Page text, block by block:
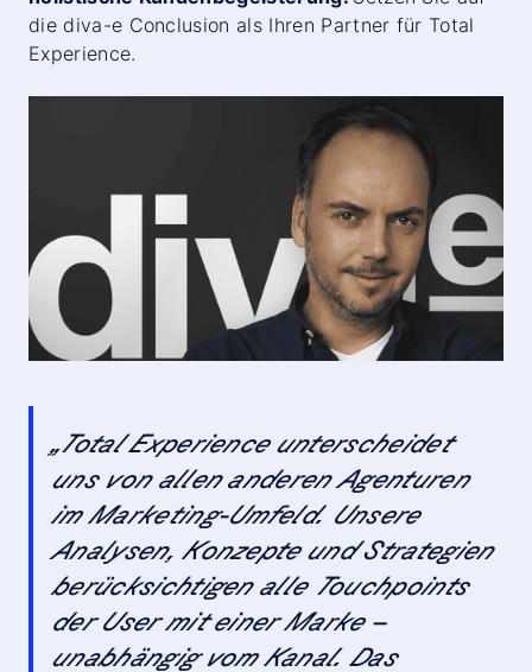
die diva-e Conclusion als Ihren Partner für Total
Experience.
„Total Experience unterscheidet
uns von allen anderen Agenturen
im Marketing-Umfeld. Unsere
Analysen, Konzepte und Strategien
berücksichtigen alle Touchpoints
der User mit einer Marke –
unabhängig vom Kanal. Das